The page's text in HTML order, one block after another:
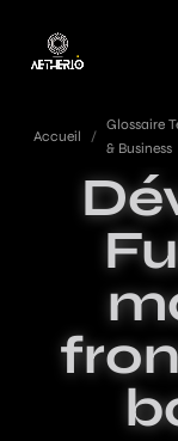
Accueil /
Glossaire
& Business